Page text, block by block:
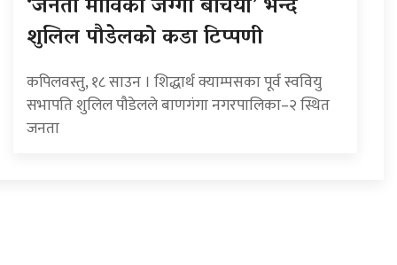
शुलिल पौडेलको कडा टिप्पणी
कपिलवस्तु, १८ साउन । शिद्धार्थ क्याम्पसका पूर्व स्ववियु
सभापति शुलिल पौडेलले बाणगंगा नगरपालिका–२ स्थित
जनता